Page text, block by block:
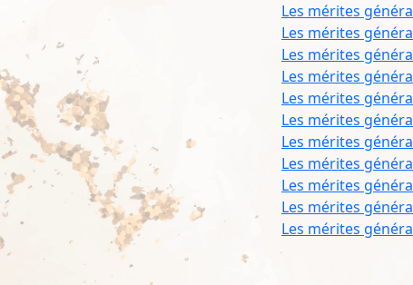
Les mérites
Les mérites
Les mérites
Les mérites
Les mérites
Les mérites
Les mérites
Les mérites
Les mérites
Les mérites
Les mérites